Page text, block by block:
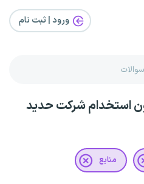
ورود | ثبت‌ نام
استخدام شرکت حدید
منابع